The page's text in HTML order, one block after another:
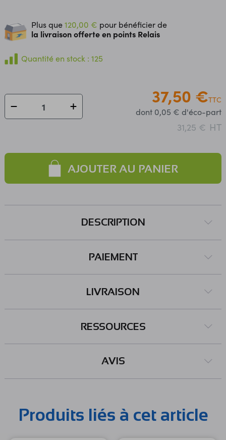
Plus que120,00 € pour bénéficier de
la livraison offerte en points Relais
Quantité en stock : 125
37,50 €TTC
dont 0,05 € d'éco-part
31,25 € HT
AJOUTER AU PANIER
DESCRIPTION
PAIEMENT
LIVRAISON
RESSOURCES
AVIS
Produits liés à cet article